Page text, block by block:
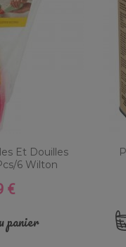
Et Douilles
6 Wilton
€
panier